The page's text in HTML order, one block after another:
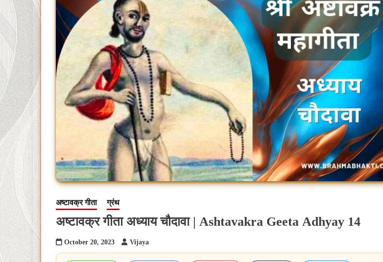
अष्टावक्र गीता ग्रंथ
अष्टावक्र गीता अध्याय चौदावा | Ashtavakra Geeta Adhyay 14
October 20, 2023 Vijaya